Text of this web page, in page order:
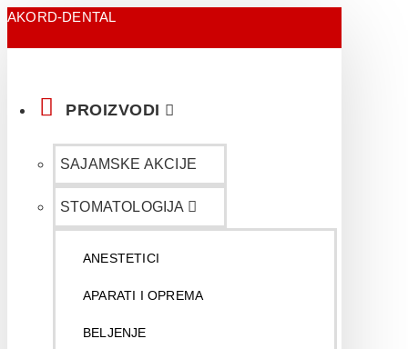
AKORD-DENTAL
PROIZVODI
SAJAMSKE AKCIJE
STOMATOLOGIJA
ANESTETICI
APARATI I OPREMA
BELJENJE